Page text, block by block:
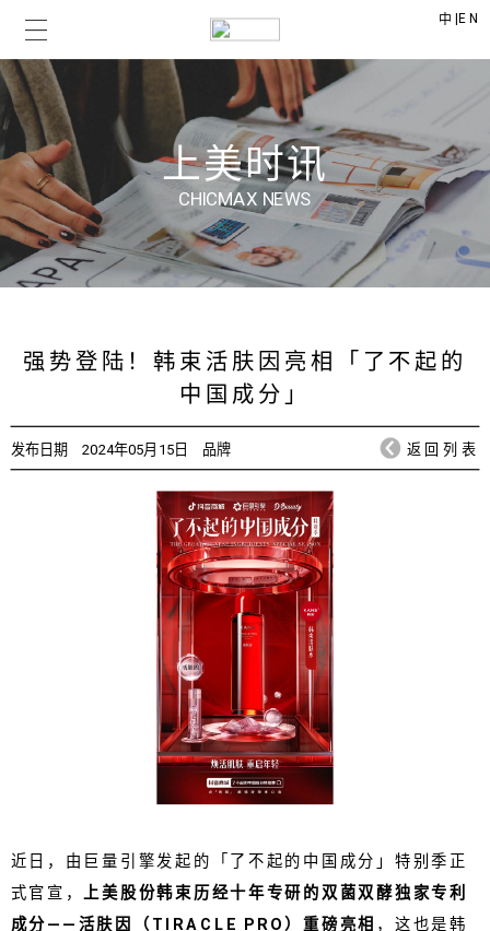
中 |EN
上美时讯
CHICMAX NEWS
强势登陆！韩束活肤因亮相「了不起的
中国成分」
发布日期 2024年05月15日 品牌 返回列表
近日，由巨量引擎发起的「了不起的中国成分」特别季正
式官宣，上美股份韩束历经十年专研的双菌双酵独家专利
成分——活肤因（TIRACLE PRO）重磅亮相 ，这也是韩